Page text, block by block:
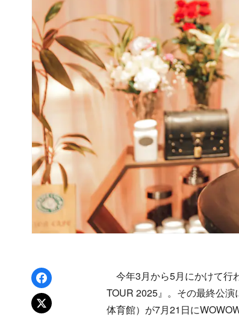
Facebookでシェア
xでポスト
今年3月から5月にかけて行
TOUR 2025』。その最終公
体育館）が7月21日に